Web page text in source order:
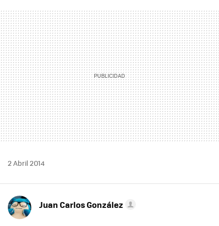
MAIL
2 Abril 2014
Juan Carlos González